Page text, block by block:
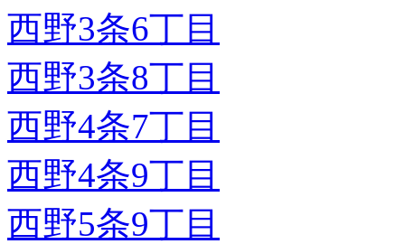
西野3条6丁目
西野3条8丁目
西野4条7丁目
西野4条9丁目
西野5条9丁目